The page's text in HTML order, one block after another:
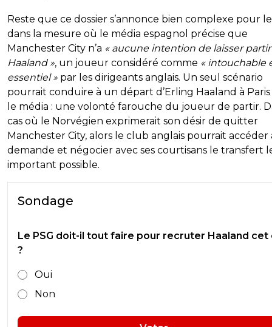
Reste que ce dossier s’annonce bien complexe pour
dans la mesure où le média espagnol précise que
Manchester City n’a « aucune intention de laisser partir
Haaland », un joueur considéré comme « intouchable
essentiel » par les dirigeants anglais. Un seul scénario
pourrait conduire à un départ d’Erling Haaland à
le média : une volonté farouche du joueur de partir.
cas où le Norvégien exprimerait son désir de quitter
Manchester City, alors le club anglais pourrait accéder
demande et négocier avec ses courtisans le transfert
important possible.
Sondage
Le PSG doit-il tout faire pour recruter Haaland cet
?
Oui
Non